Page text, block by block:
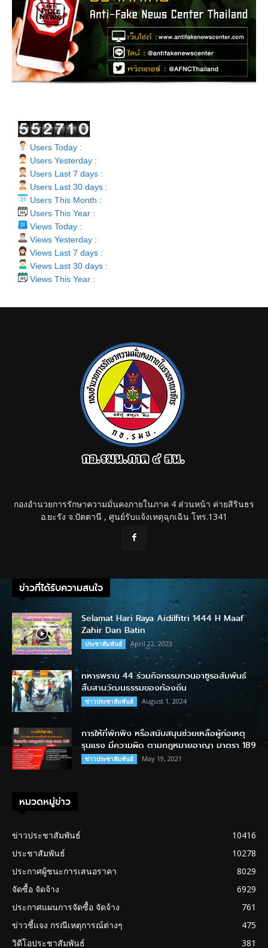
Users Today :
Users Yesterday :
Users Last 7 days :
Users Last 30 days :
Users This Month :
Users This Year :
Views Today :
Views Yesterday :
Views Last 7 days :
Views Last 30 days :
Views This Year :
กองอำนวยการรักษาความมั่นคงภายในภาค 4 ส่วนหน้า ค่ายสิรินธร
อ.ยะรัง จ.ปัตตานี , ศูนย์รับแจ้งเหตุฉุกเฉิน โทร.1341
ข่าวที่ได้รับความสนใจ
Selamat Hari Raya Aidilfitri 1444 H Maaf
Zahir Dan Batin
ประชาสัมพันธ์ April 22, 2023
ทหารพราน 44 ร่วมกิจกรรมกวนอาซูรอสัมพันธ์
สืบสานวัฒนธรรมของท้องถิ่น
ข่าวประชาสัมพันธ์ August 1, 2024
การให้ที่พักพิง หรือสนับสนุนช่วยเหลือผู้ก่อเหตุ
รุนแรง มีความผิด ตามกฎหมายอาญา มาตรา 189
ข่าวประชาสัมพันธ์ May 19, 2021
หมวดหมู่ข่าว
ข่าวประชาสัมพันธ์
10416
ประชาสัมพันธ์
10278
ประกาศผู้ชนะการเสนอราคา
8029
จัดซื้อ จัดจ้าง
6929
ประกาศแผนการจัดซื้อ จัดจ้าง
761
ข่าวชี้แจง กรณีเหตุการณ์ต่างๆ
475
วิดีโอประชาสัมพันธ์
381